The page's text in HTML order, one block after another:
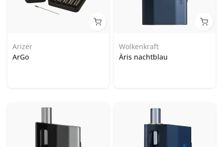
Arizer
ArGo
Wolkenkraft
Äris nachtblau